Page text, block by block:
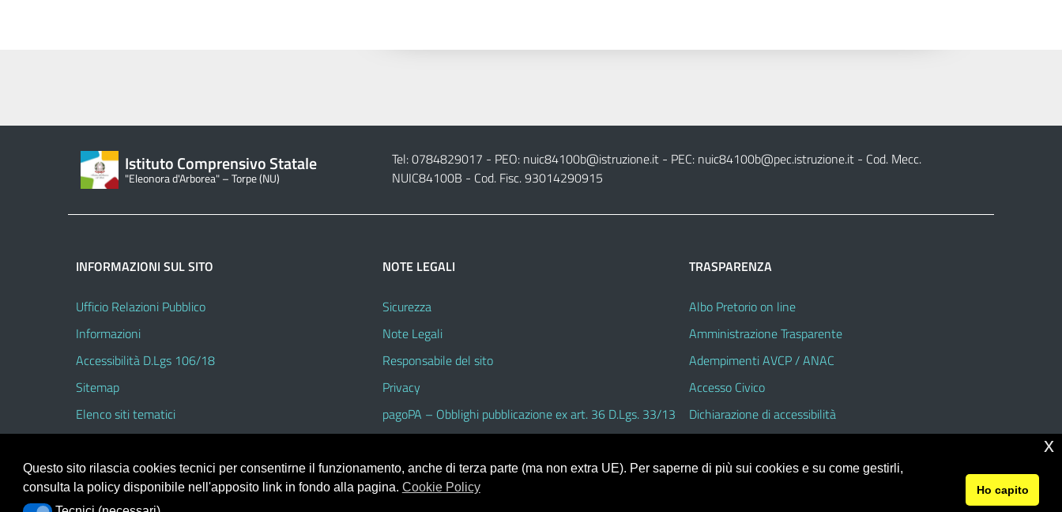
Istituto Comprensivo Statale
"Eleonora d'Arborea" – Torpe (NU)
Tel: 0784829017 - PEO: nuic84100b@istruzione.it- PEC: nuic84100b@pec.istruzione.it- Cod. Mecc.
NUIC84100B - Cod. Fisc. 93014290915
INFORMAZIONI SUL SITO
Ufficio Relazioni Pubblico
Informazioni
Accessibilità D.Lgs 106/18
Sitemap
Elenco siti tematici
NOTE LEGALI
Sicurezza
Note Legali
Responsabile del sito
Privacy
pagoPA – Obblighi pubblicazione ex art. 36 D.Lgs. 33/13
TRASPARENZA
Albo Pretorio on line
Amministrazione Trasparente
Adempimenti AVCP / ANAC
Accesso Civico
Dichiarazione di accessibilità
Portale realizzato con la piattaforma © 2026 Istituto Comprensivo Statale
Questo sito rilascia cookies tecnici per consentirne il funzionamento, anche di terza parte (ma non extra UE). Per saperne di più sui cookies e su come gestirli,
consulta la policy disponibile nell'apposito link in fondo alla pagina. Cookie Policy
Ho capito
x